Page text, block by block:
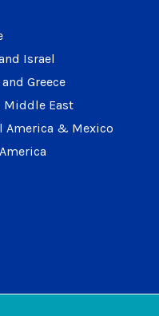
Israel
Greece
Middle East
America & Mexico